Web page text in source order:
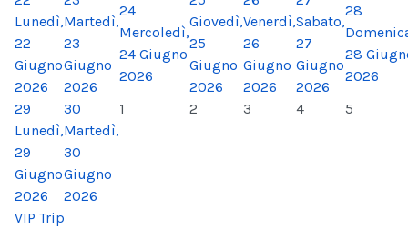
Lunedì,
22
Giugno
2026
Martedì,
23
Giugno
2026
24
Mercoledì,
24 Giugno
2026
Giovedì,
25
Giugno
2026
Venerdì,
26
Giugno
2026
Sabato,
27
Giugno
2026
28
28
2026
29
Lunedì,
29
Giugno
2026
30
Martedì,
30
Giugno
2026
1 2 3 4 5
VIP Trip